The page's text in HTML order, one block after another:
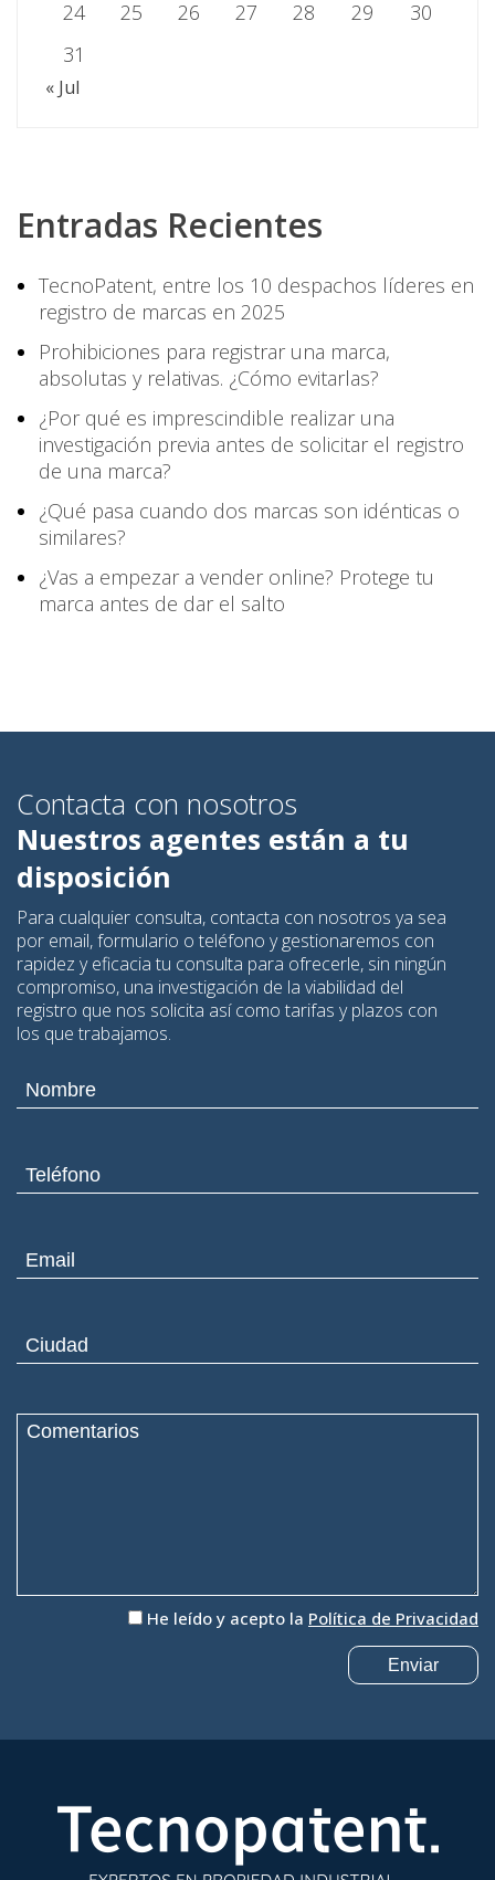
24 25 26 27 28 29
30
31
« Jul
Entradas Recientes
TecnoPatent, entre los 10 despachos líderes en
registro de marcas en 2025
Prohibiciones para registrar una marca,
absolutas y relativas. ¿Cómo evitarlas?
¿Por qué es imprescindible realizar una
investigación previa antes de solicitar el registro
de una marca?
¿Qué pasa cuando dos marcas son idénticas o
similares?
¿Vas a empezar a vender online? Protege tu
marca antes de dar el salto
Contacta con nosotros
Nuestros agentes están a tu
disposición
Para cualquier consulta, contacta con nosotros ya sea
por email, formulario o teléfono y gestionaremos con
rapidez y eficacia tu consulta para ofrecerle, sin ningún
compromiso, una investigación de la viabilidad del
registro que nos solicita así como tarifas y plazos con
los que trabajamos.
He leído y acepto la Política de Privacidad